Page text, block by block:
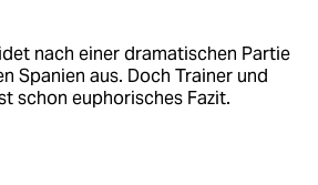
nach einer dramatischen Partie
Spanien aus. Doch Trainer und
schon euphorisches Fazit.